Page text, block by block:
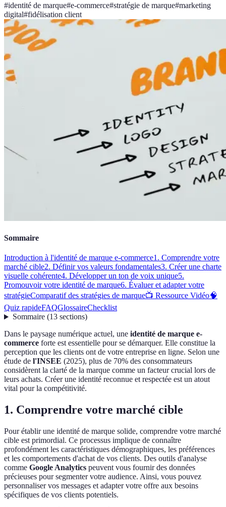
#identité de marque#e-commerce#stratégie de marque#marketing
digital#fidélisation client
Sommaire
Introduction à l'identité de marque e-commerce1. Comprendre votre
marché cible2. Définir vos valeurs fondamentales3. Créer une charte
visuelle cohérente4. Développer un ton de voix unique5.
Promouvoir votre identité de marque6. Évaluer et adapter votre
stratégieComparatif des stratégies de marque📺 Ressource Vidéo🧠
Quiz rapideFAQGlossaireChecklist
Sommaire(13 sections)
Dans le paysage numérique actuel, une identité de marque e-
commerce forte est essentielle pour se démarquer. Elle constitue la
perception que les clients ont de votre entreprise en ligne. Selon une
étude de l'INSEE (2025), plus de 70% des consommateurs
considèrent la clarté de la marque comme un facteur crucial lors de
leurs achats. Créer une identité reconnue et respectée est un atout
vital pour la compétitivité.
1. Comprendre votre marché cible
Pour établir une identité de marque solide, comprendre votre marché
cible est primordial. Ce processus implique de connaître
profondément les caractéristiques démographiques, les préférences
et les comportements d'achat de vos clients. Des outils d'analyse
comme Google Analytics peuvent vous fournir des données
précieuses pour segmenter votre audience. Ainsi, vous pouvez
personnaliser vos messages et adapter votre offre aux besoins
spécifiques de vos clients potentiels.